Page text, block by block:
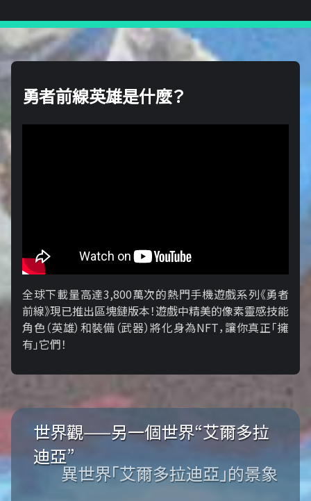
勇者前線英雄是什麼？
全球下載量高達3,800萬次的熱門手機遊戲系列《勇者
前線》現已推出區塊鏈版本！遊戲中精美的像素靈感技能
角色（英雄）和裝備（武器）將化身為NFT，讓你真正「擁​​
有」它們！
世界觀——另一個世界“艾爾多拉
迪亞”
異世界「艾爾多拉迪亞」的景象